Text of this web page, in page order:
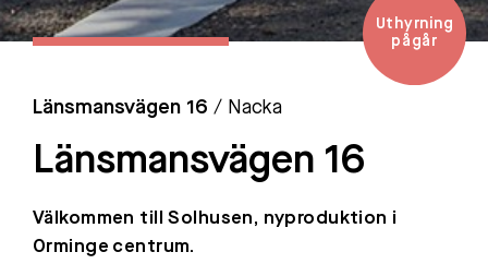
Uthyrning
pågår
Länsmansvägen 16 / Nacka
Länsmansvägen 16
Välkommen till Solhusen, nyproduktion i
Orminge centrum.